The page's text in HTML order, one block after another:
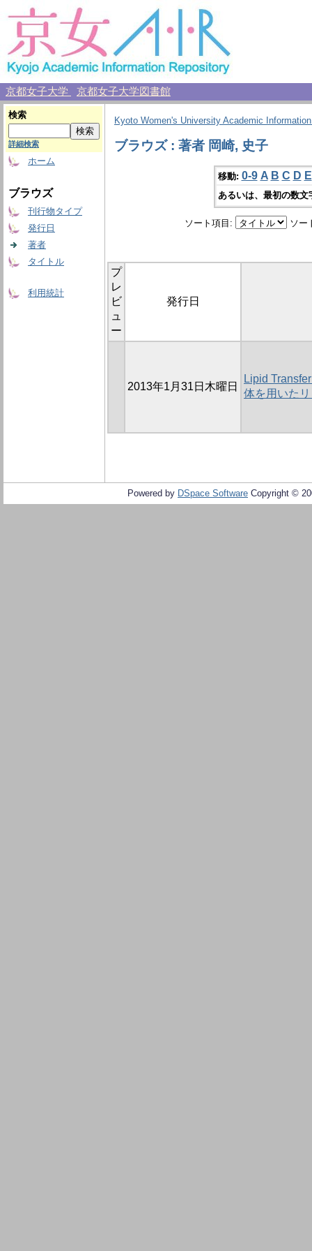
京都女子大学 京都女子大学図書館
検索
詳細検索
ホーム
ブラウズ
刊行物タイプ
発行日
著者
タイトル
利用統計
Kyoto Women's University Academic
ブラウズ : 著者 岡崎, 史子
移動: 0-9 A B C D E
あるいは、最初の数
ソート項目: ソー
プ
レ
ビ
ュ
ー
発行日
2013年1月31日木曜日
Lipid
体を用いた
Powered by DSpace Software Copyright ©